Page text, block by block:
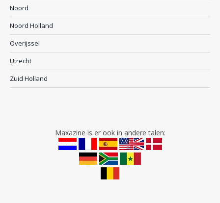
Noord
Noord Holland
Overijssel
Utrecht
Zuid Holland
Maxazine is er ook in andere talen: